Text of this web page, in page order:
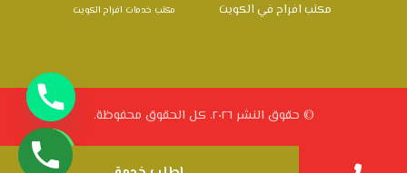
مكتب افراح في الكويت مكتب خدمات افراح الكويت
© حقوق النشر ٢٠٢٦. كل الحقوق محفوظة.